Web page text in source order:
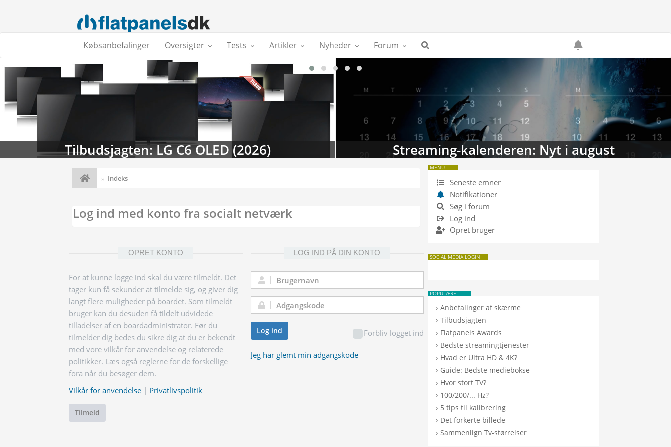
Købsanbefalinger Oversigter Tests Artikler Nyheder Forum
Tilbudsjagten: LG C6 OLED (2026) Streaming-kalenderen: Nyt i august
Indeks
Log ind med konto fra socialt netværk
OPRET KONTO
For at kunne logge ind skal du være tilmeldt. Det
tager kun få sekunder at tilmelde sig, og giver dig
langt flere muligheder på boardet. Som tilmeldt
bruger kan du desuden få tildelt udvidede
tilladelser af en boardadministrator. Før du
tilmelder dig bedes du sikre dig at du er bekendt
med vore vilkår for anvendelse og relaterede
politikker. Læs også reglerne for de forskellige
fora når du besøger dem.
Vilkår for anvendelse | Privatlivspolitik
Tilmeld
LOG IND PÅ DIN KONTO
Brugernavn:
Adgangskode:
Forbliv logget ind
Log ind
Jeg har glemt min adgangskode
MENU
Seneste emner
Notifikationer
Søg i forum
Log ind
Opret bruger
SOCIAL MEDIA LOGIN
POPULÆRE
›Anbefalinger af skærme
›Tilbudsjagten
› Flatpanels Awards
› Bedste streamingtjenester
› Hvad er Ultra HD & 4K?
› Guide: Bedste mediebokse
› Hvor stort TV?
› 100/200/... Hz?
› 5 tips til kalibrering
› Det forkerte billede
›Sammenlign Tv-størrelser